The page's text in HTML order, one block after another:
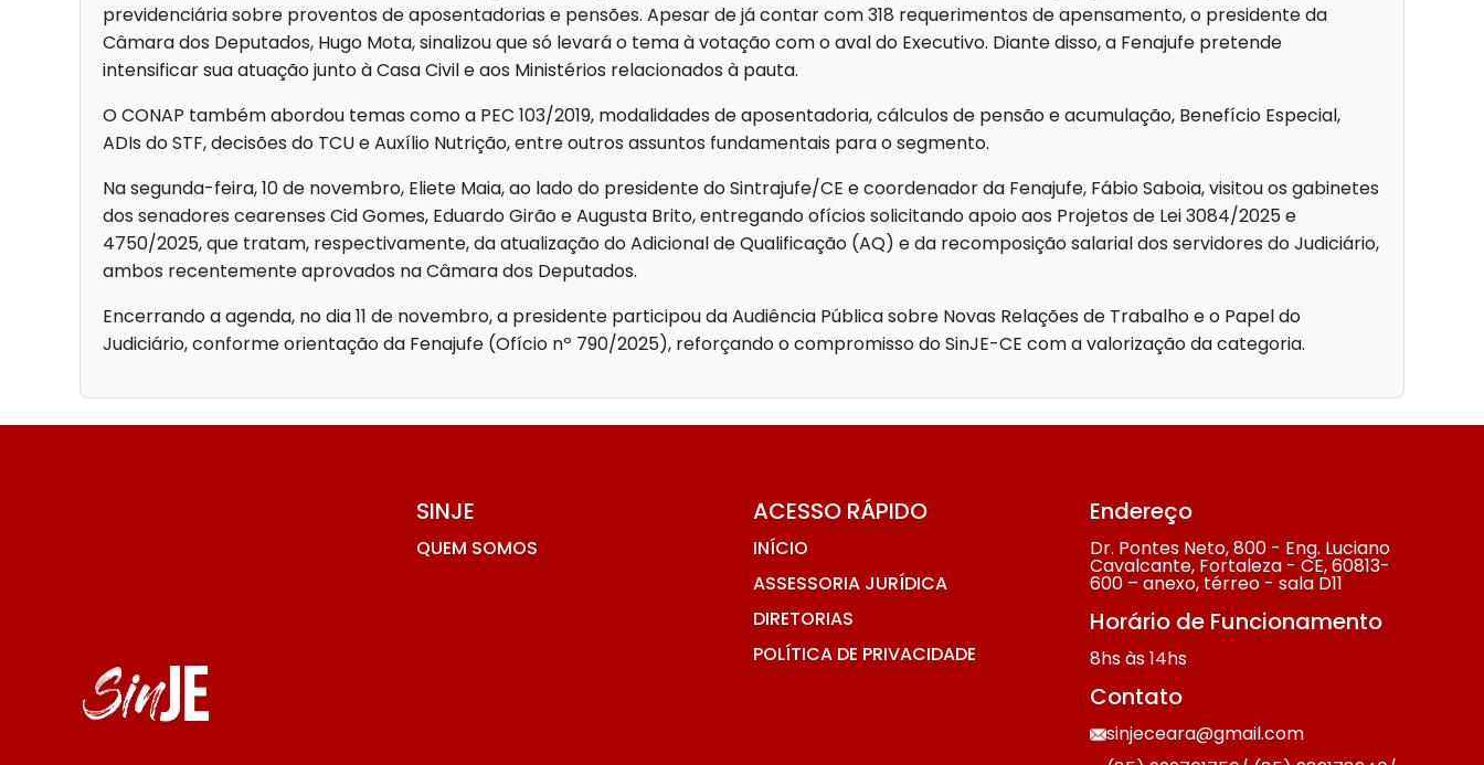
previdenciária sobre proventos de aposentadorias e pensões. Apesar de já contar com 318 requerimentos de apensamento, o presidente da
Câmara dos Deputados, Hugo Mota, sinalizou que só levará o tema à votação com o aval do Executivo. Diante disso, a Fenajufe pretende
intensificar sua atuação junto à Casa Civil e aos Ministérios relacionados à pauta.
O CONAP também abordou temas como a PEC 103/2019, modalidades de aposentadoria, cálculos de pensão e acumulação, Benefício Especial,
ADIs do STF, decisões do TCU e Auxílio Nutrição, entre outros assuntos fundamentais para o segmento.
Na segunda-feira, 10 de novembro, Eliete Maia, ao lado do presidente do Sintrajufe/CE e coordenador da Fenajufe, Fábio Saboia, visitou os gabinetes
dos senadores cearenses Cid Gomes, Eduardo Girão e Augusta Brito, entregando ofícios solicitando apoio aos Projetos de Lei 3084/2025 e
4750/2025, que tratam, respectivamente, da atualização do Adicional de Qualificação (AQ) e da recomposição salarial dos servidores do Judiciário,
ambos recentemente aprovados na Câmara dos Deputados.
Encerrando a agenda, no dia 11 de novembro, a presidente participou da Audiência Pública sobre Novas Relações de Trabalho e o Papel do
Judiciário, conforme orientação da Fenajufe (Ofício nº 790/2025), reforçando o compromisso do SinJE-CE com a valorização da categoria.
SINJE
QUEM SOMOS
ACESSO RÁPIDO
INÍCIO
ASSESSORIA JURÍDICA
DIRETORIAS
POLÍTICA DE PRIVACIDADE
Endereço
Dr. Pontes Neto, 800 - Eng. Luciano
Cavalcante, Fortaleza - CE, 60813-
600 – anexo, térreo - sala D11
Horário de Funcionamento
8hs às 14hs
Contato
sinjeceara@gmail.com